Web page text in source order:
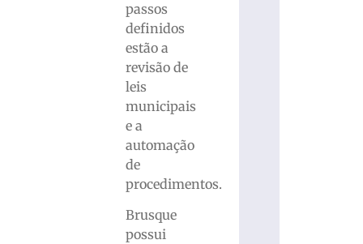
passos
definidos
estão a
revisão de
leis
municipais
e a
automação
de
procedimentos.
Brusque
possui